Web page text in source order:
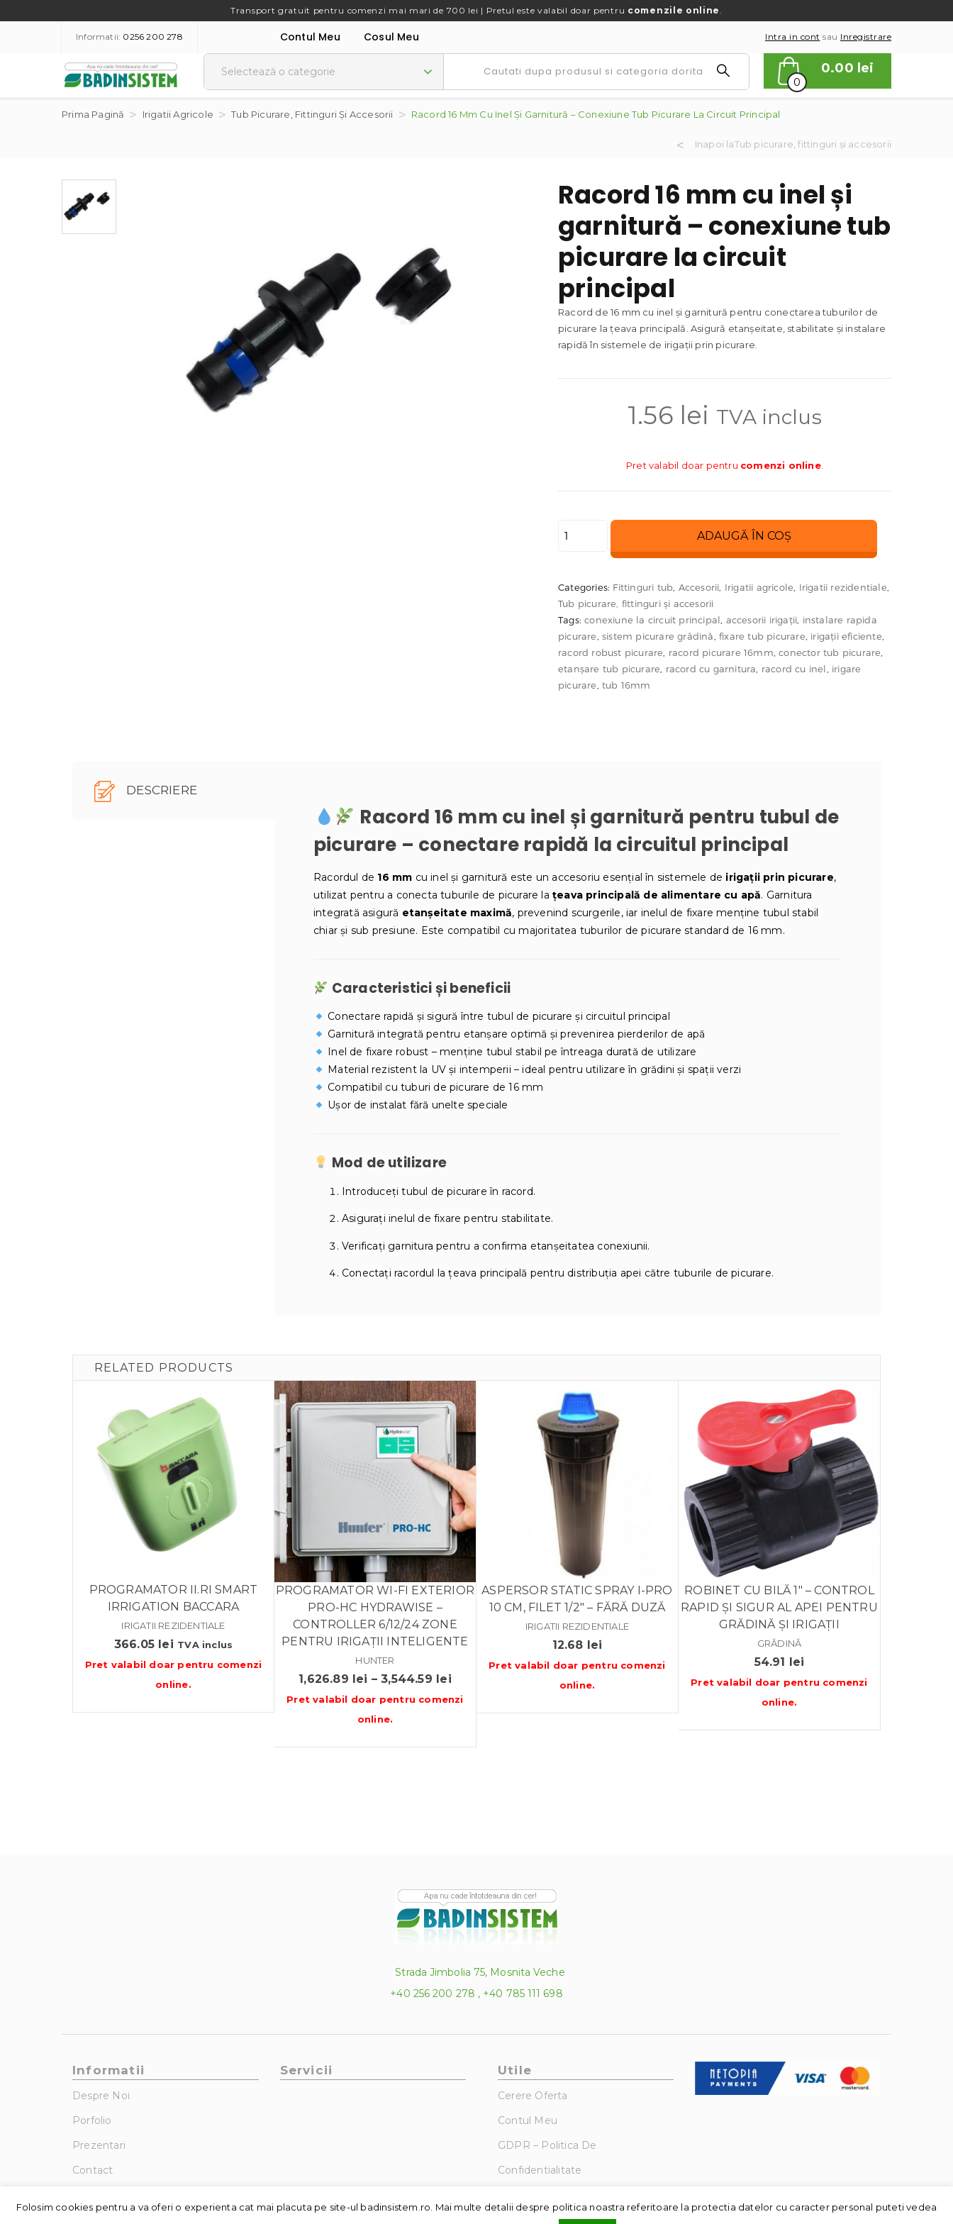
Transport gratuit pentru comenzi mai mari de 700 lei | Pretul este valabil doar pentru comenzile online.
Informatii: 0256 200 278 Contul Meu Cosul Meu Intra in cont sau Inregistrare
0
0.00 lei
Prima Pagină Irigatii Agricole Tub Picurare, Fittinguri Și Accesorii Racord 16 Mm Cu Inel Și Garnitură – Conexiune Tub Picurare La Circuit Principal
Inapoi laTub picurare, fittinguri și accesorii
Racord 16 mm cu inel și
garnitură – conexiune tub
picurare la circuit
principal
Racord de 16 mm cu inel și garnitură pentru conectarea tuburilor de
picurare la țeava principală. Asigură etanșeitate, stabilitate și instalare
rapidă în sistemele de irigații prin picurare.
1.56 lei TVA inclus
Pret valabil doar pentru comenzi online.
Cantitate
mm
cu
inel
și
garnitură
–
ADAUGĂ ÎN COȘ
Categories: Fittinguri tub, Accesorii, Irigatii agricole, Irigatii rezidentiale,
Tub picurare, fittinguri și accesorii
Tags:conexiune la circuit principal, accesorii irigații, instalare rapida
picurare, sistem picurare grădină,fixare tub picurare, irigații eficiente,
racord robust picurare, racord picurare 16mm,conector tub picurare,
etanșare tub picurare, racord cu garnitura, racord cu inel, irigare
picurare, tub 16mm
DESCRIERE
Racord 16 mm cu inel și garnitură pentru tubul de
picurare – conectare rapidă la circuitul principal
Racordul de 16 mm cu inel și garnitură este un accesoriu esențial în sistemele de irigații prin picurare,
utilizat pentru a conecta tuburile de picurare lațeava principală de alimentare cu apă. Garnitura
integrată asigură etanșeitate maximă, prevenind scurgerile, iar inelul de fixare menține tubul stabil
chiar și sub presiune. Este compatibil cu majoritatea tuburilor de picurare standard de 16 mm.
Caracteristici și beneficii
Conectare rapidă și sigură între tubul de picurare și circuitul principal
Garnitură integrată pentru etanșare optimă și prevenirea pierderilor de apă
Inel de fixare robust – menține tubul stabil pe întreaga durată de utilizare
Material rezistent la UV și intemperii – ideal pentru utilizare în grădini și spații verzi
Compatibil cu tuburi de picurare de 16 mm
Ușor de instalat fără unelte speciale
Mod de utilizare
Introduceți tubul de picurare în racord.
Asigurați inelul de fixare pentru stabilitate.
Verificați garnitura pentru a confirma etanșeitatea conexiunii.
Conectați racordul la țeava principală pentru distribuția apei către tuburile de picurare.
RELATED PRODUCTS
PROGRAMATOR II.RI SMART
IRRIGATION BACCARA
IRIGATII REZIDENTIALE
366.05 lei TVA inclus
Pret valabil doar pentru comenzi
online.
PROGRAMATOR WI-FI EXTERIOR
PRO-HC HYDRAWISE –
CONTROLLER 6/12/24 ZONE
PENTRU IRIGAȚII INTELIGENTE
HUNTER
1,626.89 lei – 3,544.59 leiInterval
de
prețuri:
Pret valabil doar pentru comenzi
online.
ASPERSOR STATIC SPRAY I-PRO
10 CM, FILET 1/2″ – FĂRĂ DUZĂ
IRIGATII REZIDENTIALE
12.68 lei
Pret valabil doar pentru comenzi
online.
ROBINET CU BILĂ 1″ – CONTROL
RAPID ȘI SIGUR AL APEI PENTRU
GRĂDINĂ ȘI IRIGAȚII
GRĂDINĂ
54.91 lei
Pret valabil doar pentru comenzi
online.
Strada Jimbolia 75, Mosnita Veche
+40 256 200 278 , +40 785 111 698
Informatii
Despre Noi
Porfolio
Prezentari
Contact
Servicii Utile
Cerere Oferta
Contul Meu
GDPR – Politica De
Confidentialitate
Folosim cookies pentru a va oferi o experienta cat mai placuta pe site-ul badinsistem.ro. Mai multe detalii despre politica noastra referitoare la protectia datelor cu caracter personal puteti vedea